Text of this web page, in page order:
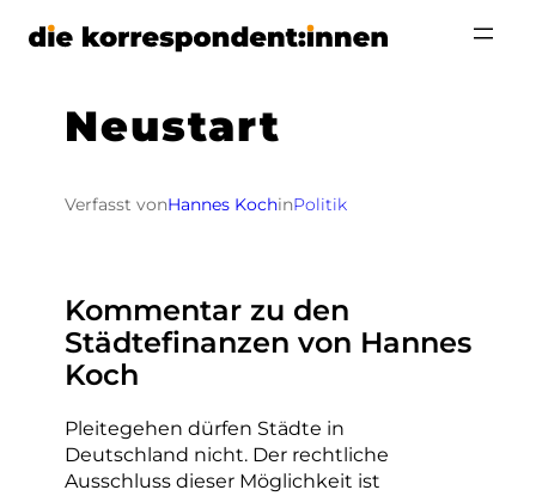
Zum
Neustart
Verfasst vonHannes KochinPolitik
Kommentar zu den
Städtefinanzen von Hannes
Koch
Pleitegehen dürfen Städte in
Deutschland nicht. Der rechtliche
Ausschluss dieser Möglichkeit ist